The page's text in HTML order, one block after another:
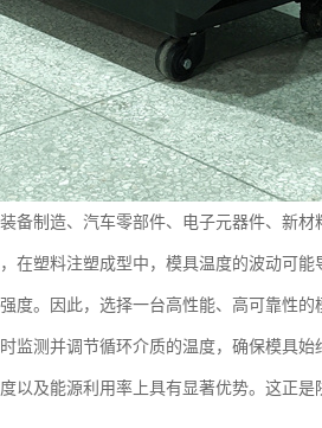
备制造、汽车零部件、电子元器件、新
在塑料注塑成型中，模具温度的波动可
度。因此，选择一台高性能、高可靠性
监测并调节循环介质的温度，确保模具
以及能源利用率上具有显著优势。这正